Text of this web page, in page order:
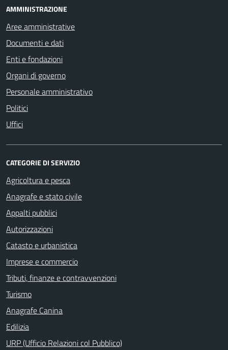
AMMINISTRAZIONE
Aree amministrative
Documenti e dati
Enti e fondazioni
Organi di governo
Personale amministrativo
Politici
Uffici
CATEGORIE DI SERVIZIO
Agricoltura e pesca
Anagrafe e stato civile
Appalti pubblici
Autorizzazioni
Catasto e urbanistica
Imprese e commercio
Tributi, finanze e contravvenzioni
Turismo
Anagrafe Canina
Edilizia
URP (Ufficio Relazioni col Pubblico)